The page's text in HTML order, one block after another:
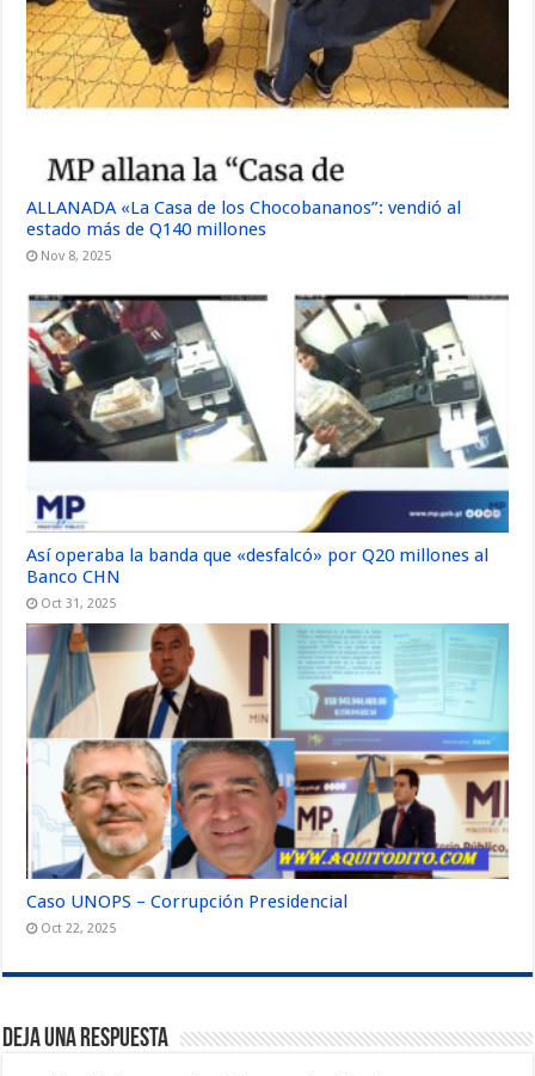
ALLANADA «La Casa de los Chocobananos”: vendió al
estado más de Q140 millones
Nov 8, 2025
Así operaba la banda que «desfalcó» por Q20 millones al
Banco CHN
Oct 31, 2025
Caso UNOPS – Corrupción Presidencial
Oct 22, 2025
Deja una respuesta